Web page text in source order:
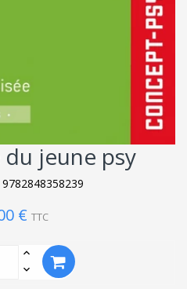
jeune psy
9782848358239
€ TTC